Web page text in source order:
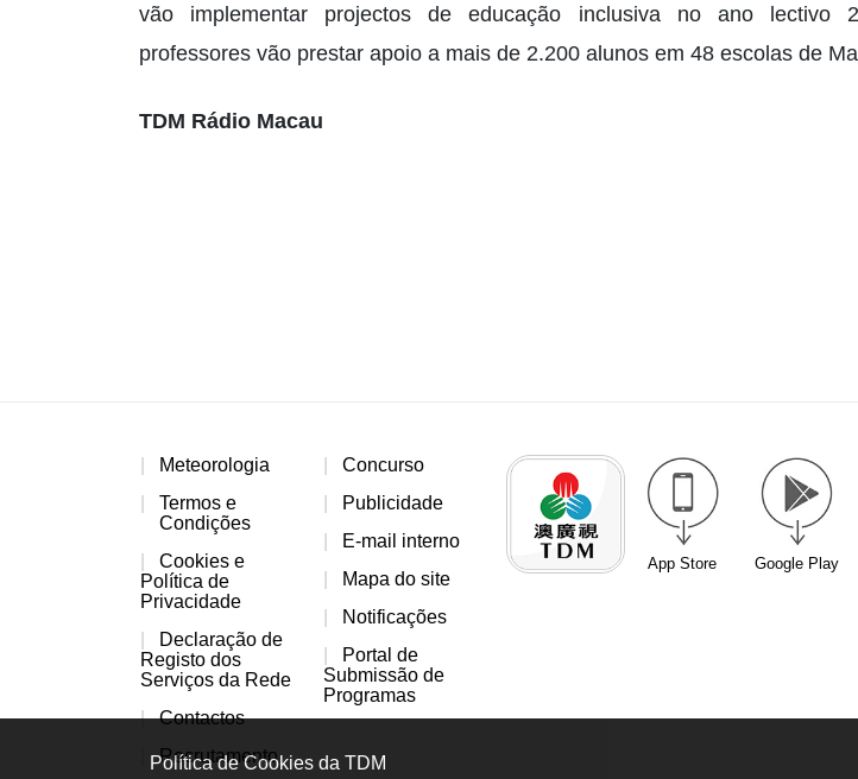
vão implementar projectos de educação inclusiva no ano lectivo
professores vão prestar apoio a mais de 2.200 alunos em 48 escolas de
TDM Rádio Macau
Meteorologia
Termos e
Condições
Cookies e
Política de
Privacidade
Declaração de
Registo dos
Serviços da Rede
Contactos
Recrutamento
Concurso
Publicidade
E-mail interno
Mapa do site
Notificações
Portal de
Submissão de
Programas
App Store Google Play
Política de Cookies da TDM